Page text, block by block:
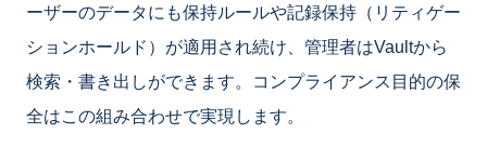
ーザーのデータにも保持ルールや記録保持（リティゲー
ションホールド）が適用され続け、管理者はVaultから
検索・書き出しができます。コンプライアンス目的の保
全はこの組み合わせで実現します。